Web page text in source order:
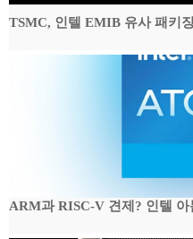
TSMC, 인텔 EMIB 유사 패키
ARM과 RISC-V 견제? 인텔